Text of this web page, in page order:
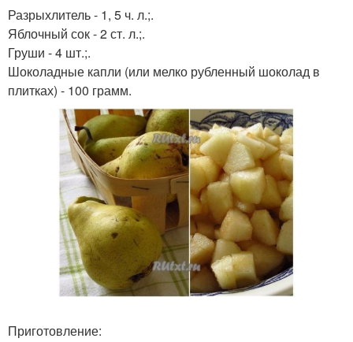
Разрыхлитель - 1, 5 ч. л.;.
Яблочный сок - 2 ст. л.;.
Груши - 4 шт.;.
Шоколадные капли (или мелко рубленный шоколад в
плитках) - 100 грамм.
Приготовление: